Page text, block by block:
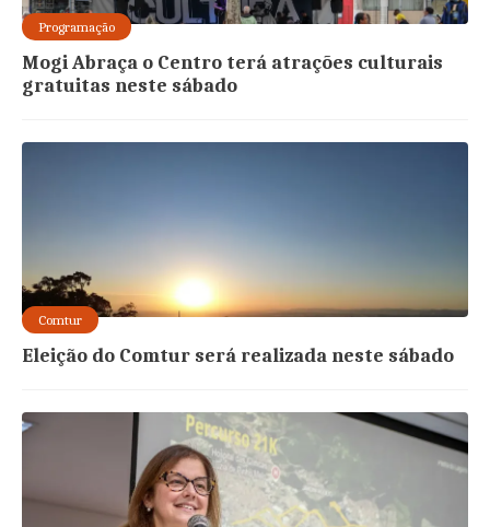
Programação
Mogi Abraça o Centro terá atrações culturais
gratuitas neste sábado
Comtur
Eleição do Comtur será realizada neste sábado